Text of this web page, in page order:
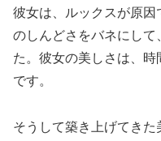
彼女は、ルックスが原
のしんどさをバネにして
た。彼女の美しさは、
です。
そうして築き上げてき